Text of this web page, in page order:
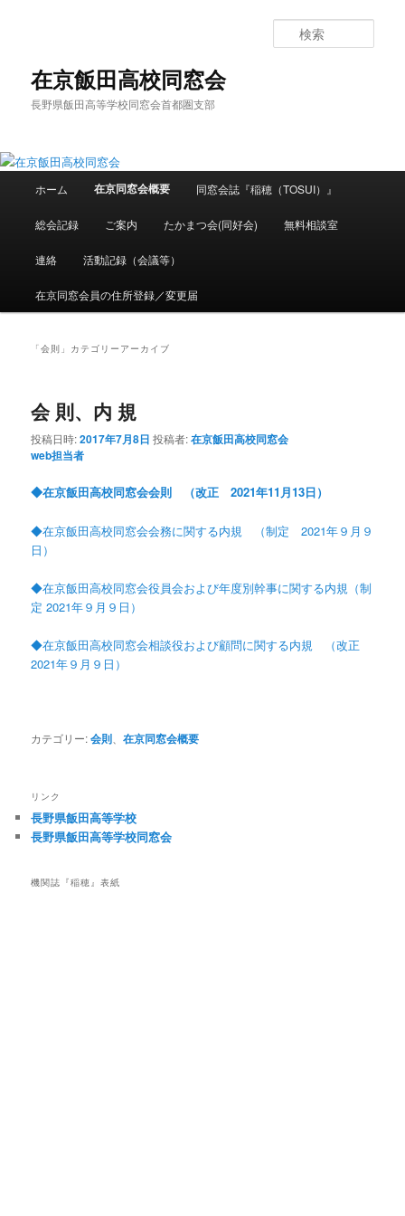
へ
移
在京飯田高校同窓会
長野県飯田高等学校同窓会首都圏支部
索
ホーム 在京同窓会概要 同窓会誌『稲穂（TOSUI）』
総会記録 ご案内 たかまつ会(同好会) 無料相談室
連絡 活動記録（会議等）
在京同窓会員の住所登録／変更届
「会則 」カテゴリーアーカイブ
会 則、内 規
投稿日時:2017年7月8日 投稿者:在京飯田高校同窓会
web担当者
◆在京飯田高校同窓会会則 （改正 2021年11月13日）
◆在京飯田高校同窓会会務に関する内規 （制定 2021年９月９
日）
◆在京飯田高校同窓会役員会および年度別幹事に関する内規（制
定 2021年９月９日）
◆在京飯田高校同窓会相談役および顧問に関する内規 （改正
2021年９月９日）
カテゴリー:会則 、在京同窓会概要
リンク
長野県飯田高等学校
長野県飯田高等学校同窓会
機関誌『稲穂』表紙